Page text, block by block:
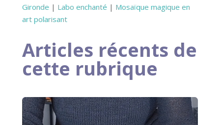
Gironde | Labo enchanté | Mosaïque magique en
art polarisant
Articles récents de
cette rubrique